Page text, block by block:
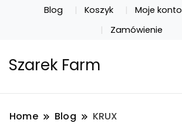
Blog Koszyk Moje konto
Zamówienie
Szarek Farm
Home Blog KRUX